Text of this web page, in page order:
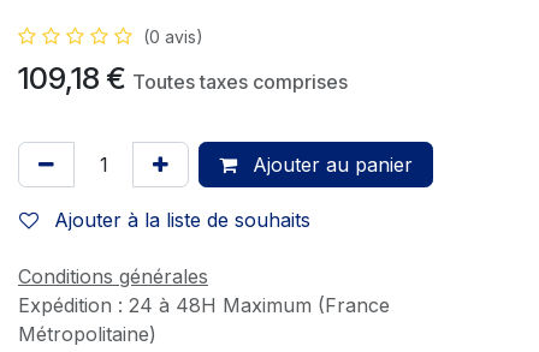
(0 avis)
109,18 € Toutes taxes comprises
Ajouter au panier
Ajouter à la liste de souhaits
Conditions générales
Expédition : 24 à 48H Maximum (France
Métropolitaine)